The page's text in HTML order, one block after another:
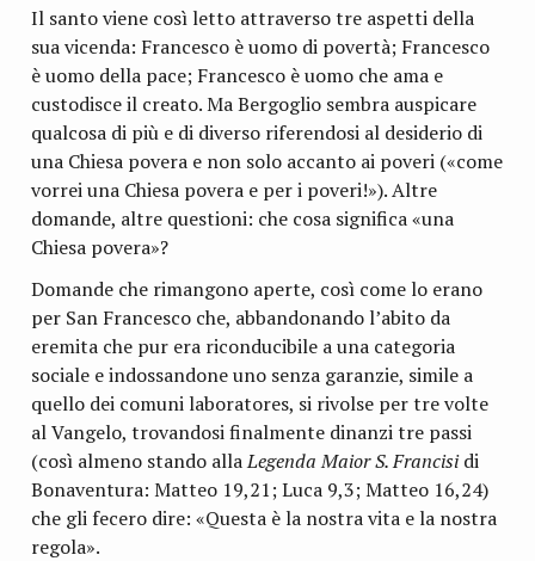
Il santo viene così letto attraverso tre aspetti della
sua vicenda: Francesco è uomo di povertà; Francesco
è uomo della pace; Francesco è uomo che ama e
custodisce il creato. Ma Bergoglio sembra auspicare
qualcosa di più e di diverso riferendosi al desiderio di
una Chiesa povera e non solo accanto ai poveri («come
vorrei una Chiesa povera e per i poveri!»). Altre
domande, altre questioni: che cosa significa «una
Chiesa povera»?
Domande che rimangono aperte, così come lo erano
per San Francesco che, abbandonando l’abito da
eremita che pur era riconducibile a una categoria
sociale e indossandone uno senza garanzie, simile a
quello dei comuni laboratores, si rivolse per tre volte
al Vangelo, trovandosi finalmente dinanzi tre passi
(così almeno stando allaLegenda Maior S. Francisidi
Bonaventura: Matteo 19,21; Luca 9,3; Matteo 16,24)
che gli fecero dire: «Questa è la nostra vita e la nostra
regola».